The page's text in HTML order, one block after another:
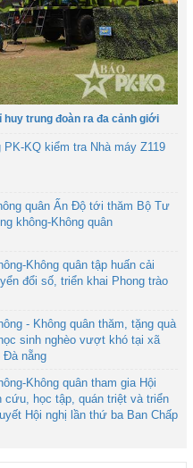
trung đoàn ra đa cảnh giới
KQ kiểm tra Nhà máy Z119
quân Ấn Độ tới thăm Bộ Tư
không-Không quân
Không quân tập huấn cải
đổi số, triển khai Phong trào
- Không quân thăm, tặng quà
sinh nghèo vượt khó tại xã
Đà nẵng
Không quân tham gia Hội
cứu, học tập, quán triệt và triển
Hội nghị lần thứ ba Ban Chấp